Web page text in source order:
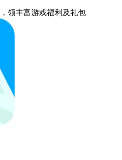
，领丰富游戏福利 及礼包